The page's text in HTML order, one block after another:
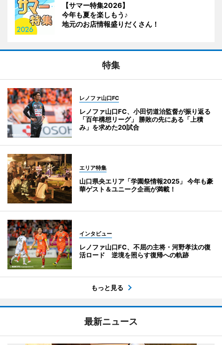
【サマー特集2026】
今年も夏を楽しもう♪
地元のお店情報盛りだくさん！
特集
レノファ山口FC
レノファ山口FC、小田切道治監督が振り返る
「百年構想リーグ」 勝敗の先にある「上積
み」を求めた20試合
エリア特集
山口県央エリア「学園祭情報2025」 今年も豪
華ゲスト＆ユニーク企画が満載！
インタビュー
レノファ山口FC、不屈の主将・河野孝汰の復
活ロード 逆境を照らす復帰への軌跡
もっと見る
最新ニュース